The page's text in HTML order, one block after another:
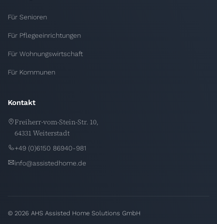
Für Senioren
Für Pflegeeinrichtungen
Für Wohnungswirtschaft
Für Kommunen
Kontakt
Freiherr-vom-Stein-Str. 10,
64331 Weiterstadt
+49 (0)6150 86940-981
info@assistedhome.de
© 2026 AHS Assisted Home Solutions GmbH